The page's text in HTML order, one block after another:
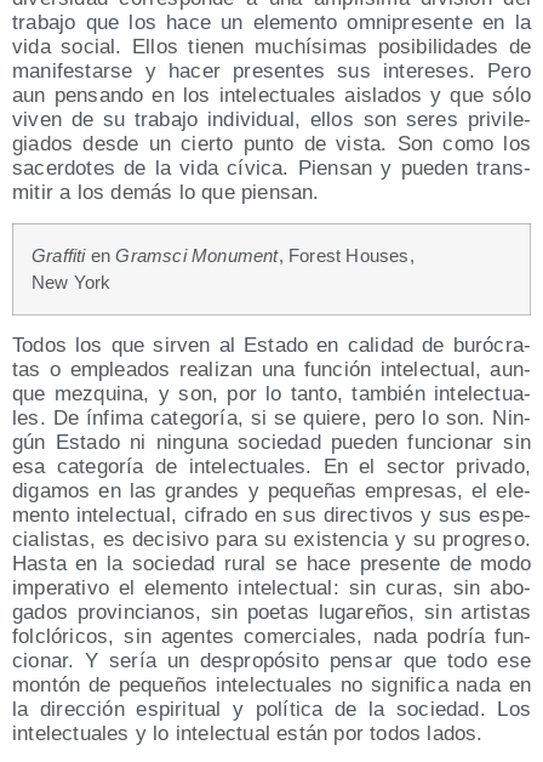
tra­ba­jo que los hace un ele­men­to omni­pre­sen­te en la
vida social. Ellos tie­nen muchí­si­mas posi­bi­li­da­des de
mani­fes­tar­se y hacer pre­sen­tes sus intere­ses. Pero
aun pen­san­do en los inte­lec­tua­les ais­la­dos y que sólo
viven de su tra­ba­jo indi­vi­dual, ellos son seres pri­vi­le­
gia­dos des­de un cier­to pun­to de vis­ta. Son como los
sacer­do­tes de la vida cívi­ca. Pien­san y pue­den trans­
mi­tir a los demás lo que piensan.
Graf­fi­tienGrams­ci Monu­ment, Forest Houses,
New York
Todos los que sir­ven al Esta­do en cali­dad de buró­cra­
tas o emplea­dos rea­li­zan una fun­ción inte­lec­tual, aun­
que mez­qui­na, y son, por lo tan­to, tam­bién inte­lec­tua­
les. De ínfi­ma cate­go­ría, si se quie­re, pero lo son. Nin­
gún Esta­do ni nin­gu­na socie­dad pue­den fun­cio­nar sin
esa cate­go­ría de inte­lec­tua­les. En el sec­tor pri­va­do,
diga­mos en las gran­des y peque­ñas empre­sas, el ele­
men­to inte­lec­tual, cifra­do en sus direc­ti­vos y sus espe­
cia­lis­tas, es deci­si­vo para su exis­ten­cia y su pro­gre­so.
Has­ta en la socie­dad rural se hace pre­sen­te de modo
impe­ra­ti­vo el ele­men­to inte­lec­tual: sin curas, sin abo­
ga­dos pro­vin­cia­nos, sin poe­tas luga­re­ños, sin artis­tas
fol­cló­ri­cos, sin agen­tes comer­cia­les, nada podría fun­
cio­nar. Y sería un des­pro­pó­si­to pen­sar que todo ese
mon­tón de peque­ños inte­lec­tua­les no sig­ni­fi­ca nada en
la direc­ción espi­ri­tual y polí­ti­ca de la socie­dad. Los
inte­lec­tua­les y lo inte­lec­tual están por todos lados.